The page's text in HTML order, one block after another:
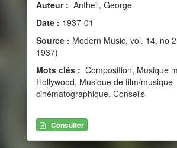
Auteur : Antheil, George
Date : 1937-01
Source : Modern Music, vol. 14, no
1937)
Mots clés : Composition, Musique
Hollywood, Musique de film/musique
cinématographique, Conseils
Consulter